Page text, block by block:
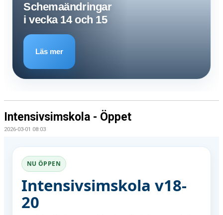
Schemaändringar
i vecka 14 och 15
Läs mer
Intensivsimskola - Öppet
2026-03-01 08:03
NU ÖPPEN
Intensivsimskola v18-
20